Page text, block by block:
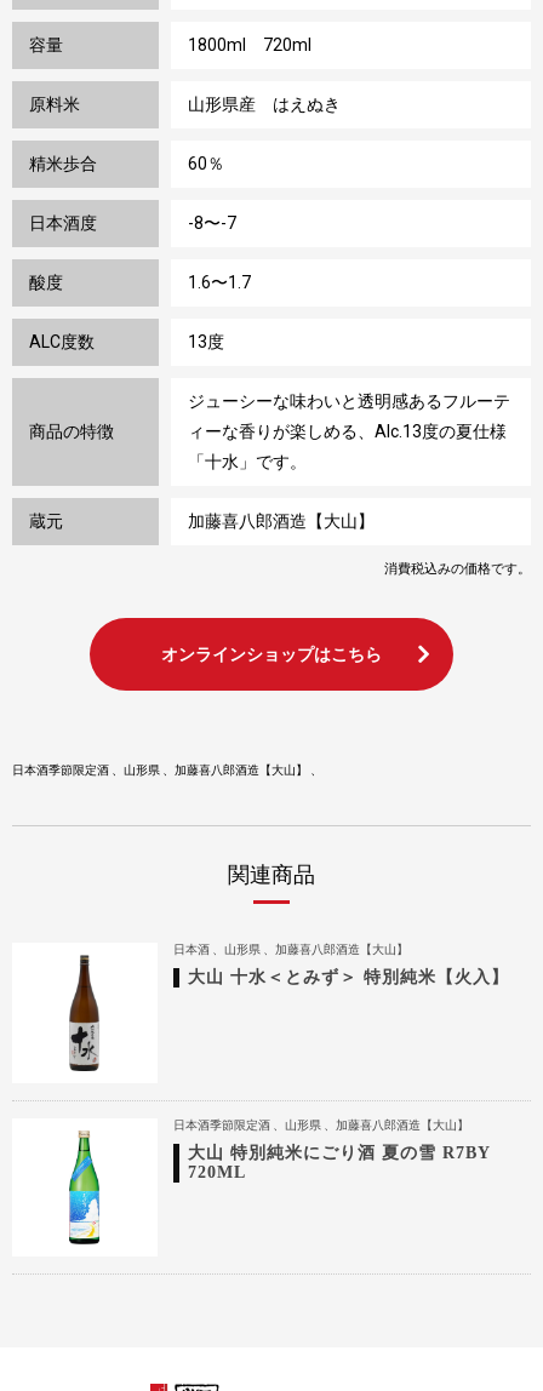
容量 1800ml 720ml
原料米 山形県産 はえぬき
精米歩合 60％
日本酒度 -8〜-7
酸度 1.6〜1.7
ALC度数 13度
商品の特徴
ジューシーな味わいと透明感あるフルーテ
ィーな香りが楽しめる、Alc.13度の夏仕様
「十水」です。
蔵元 加藤喜八郎酒造【大山】
消費税込みの価格です。
オンラインショップはこちら
日本酒季節限定酒 山形県 加藤喜八郎酒造【大山】
関連商品
日本酒 山形県 加藤喜八郎酒造【大山】
大山 十水＜とみず＞ 特別純米【火入】
日本酒季節限定酒 山形県 加藤喜八郎酒造【大山】
大山 特別純米にごり酒 夏の雪 R7BY
720ML